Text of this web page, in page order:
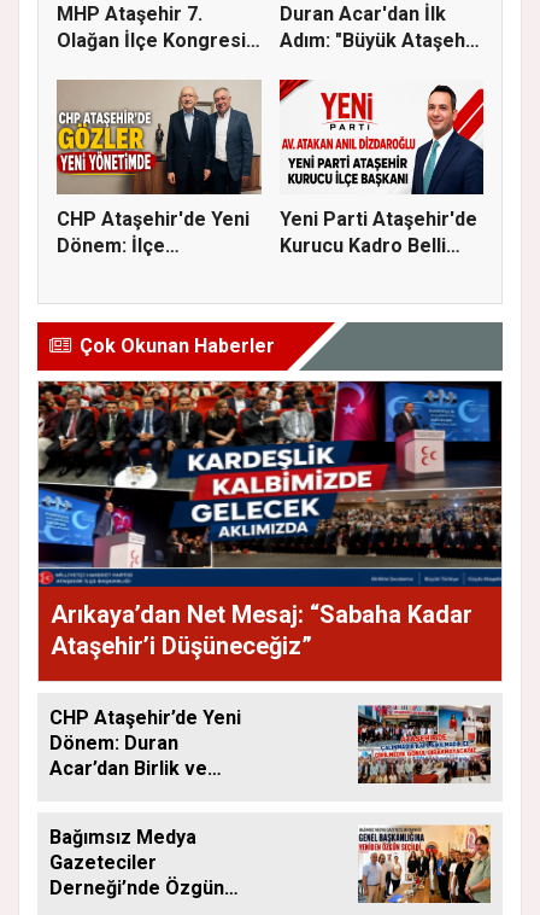
MHP Ataşehir 7.
Olağan İlçe Kongresi
Duran Acar'dan İlk
Adım: "Büyük Ataşehir
CHP Ataşehir'de Yeni
Dönem: İlçe
Yeni Parti Ataşehir'de
Kurucu Kadro Belli
Çok Okunan Haberler
Arıkaya’dan Net Mesaj: “Sabaha Kadar
Ataşehir’i Düşüneceğiz”
CHP Ataşehir’de Yeni
Dönem: Duran
Acar’dan Birlik ve
Bağımsız Medya
Gazeteciler
Derneği’nde Özgün